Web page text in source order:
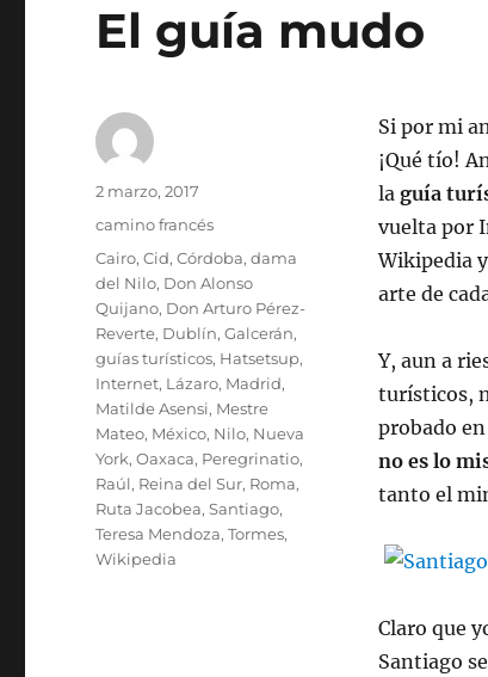
El guía mudo
Si por mi
¡Qué tío!
la guía
vuelta por
Wikipedia
arte de
Y, aun a
turísticos,
probado
no es lo
tanto el
Claro que
Santiago
Autor
Publicado
2 marzo, 2017
Categorías
camino francés
Etiquetas
Cairo,Cid,Córdoba,dama
del Nilo, Don Alonso
Quijano, Don Arturo Pérez-
Reverte, Dublín,Galcerán,
guías turísticos, Hatsetsup,
Internet, Lázaro, Madrid,
Matilde Asensi, Mestre
Mateo, México, Nilo, Nueva
York,Oaxaca, Peregrinatio,
Raúl, Reina del Sur, Roma,
Ruta Jacobea,Santiago,
Teresa Mendoza,Tormes,
Wikipedia